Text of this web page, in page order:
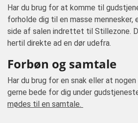
Har du brug for at komme til
forholde dig til en masse mennesker,
side af salen indrettet til Stillezone.
hertil direkte ad en dør udefra.
Forbøn og samtale
Har du brug for en snak eller at
gerne bede for dig under
mødes til en samtale.